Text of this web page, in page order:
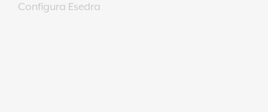
Configura Esedra